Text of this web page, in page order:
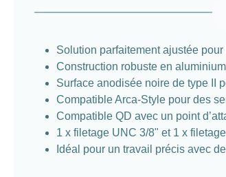
Solution parfaitement ajustée
Construction robuste en
Surface anodisée noire de type II
Compatible Arca-Style pour des
Compatible QD avec un point
1 x filetage UNC 3/8" et 1 x
Idéal pour un travail précis avec